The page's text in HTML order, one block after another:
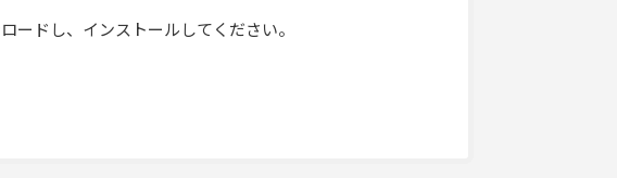
ドし、インストールしてください。